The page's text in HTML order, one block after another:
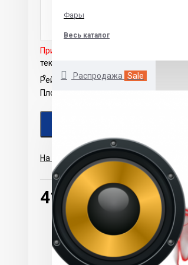
Фары
Весь каталог
Распродажа Sale
Примечание:
текст.
Рейтинг
Плохо
Хорошо
На основе 0 отзывов.- Написать отзыв
410.00р.